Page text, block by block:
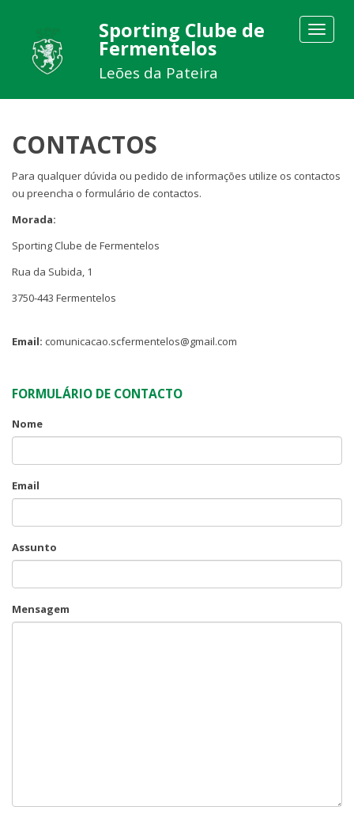
Toggle
Sporting Clube de
Fermentelos
Leões da Pateira
CONTACTOS
Para qualquer dúvida ou pedido de informações utilize os contactos
ou preencha o formulário de contactos.
Morada:
Sporting Clube de Fermentelos
Rua da Subida, 1
3750-443 Fermentelos
Email: comunicacao.scfermentelos@gmail.com
FORMULÁRIO DE CONTACTO
Nome
Email
Assunto
Mensagem